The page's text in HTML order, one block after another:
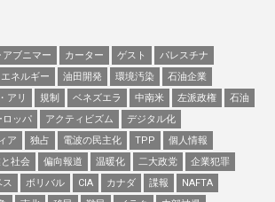
アブニマー カーター ゲスト
パレスチナ
エネルギー 油田開発 環境汚染
石油企業
アリ 規制 ベネズエラ 中南米 左派政権
石油
ロッパ アクティビズム
デジタル化
ア 独占 電波の民主化 TPP
個人情報
社会 偏向報道 温暖化 二大政党
企業犯罪
ス ボリバル CIA カナダ 諜報
NAFTA